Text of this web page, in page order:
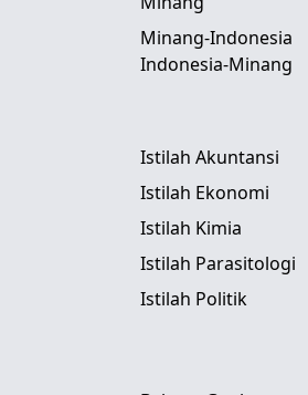
Minang-Indonesia
Indonesia-Minang
Istilah Akuntansi
Istilah Ekonomi
Istilah Kimia
Istilah Parasitologi
Istilah Politik